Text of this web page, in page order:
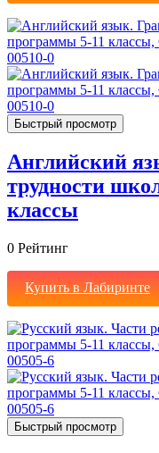
Быстрый просмотр
Английский
трудности
классы
0 Рейтинг
Купить в Лабиринте
Быстрый просмотр